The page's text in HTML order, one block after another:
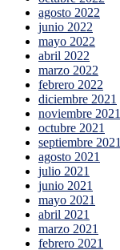
agosto 2022
junio 2022
mayo 2022
abril 2022
marzo 2022
febrero 2022
diciembre 2021
noviembre 2021
octubre 2021
septiembre 2021
agosto 2021
julio 2021
junio 2021
mayo 2021
abril 2021
marzo 2021
febrero 2021